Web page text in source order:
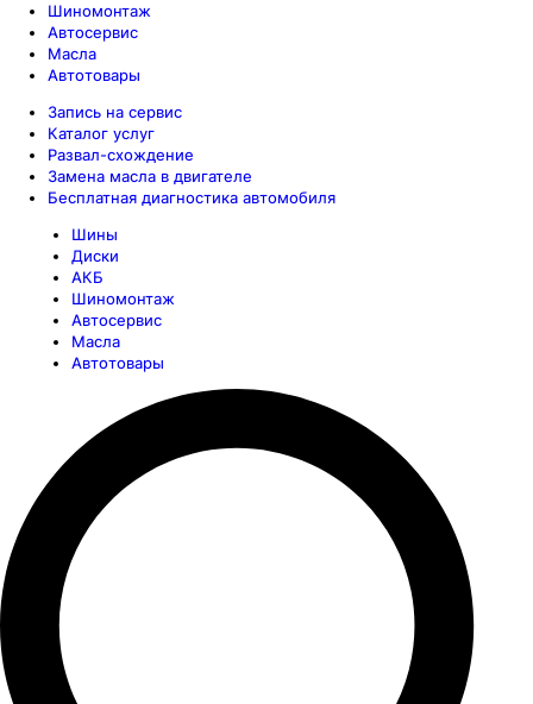
Шиномонтаж
Автосервис
Масла
Автотовары
Запись на сервис
Каталог услуг
Развал-схождение
Замена масла в двигателе
Бесплатная диагностика автомобиля
Шины
Диски
АКБ
Шиномонтаж
Автосервис
Масла
Автотовары